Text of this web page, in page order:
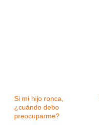
Si mi hijo ronca,
¿cuándo debo
preocuparme?